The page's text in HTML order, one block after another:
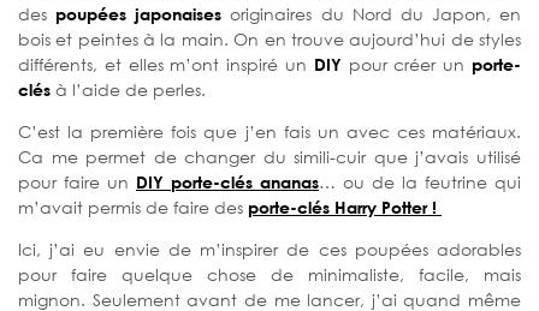
des poupées japonaises originaires du Nord du Japon, en
bois et peintes à la main. On en trouve aujourd’hui de styles
différents, et elles m’ont inspiré un DIY pour créer un porte-
clés à l’aide de perles.
C’est la première fois que j’en fais un avec ces matériaux.
Ca me permet de changer du simili-cuir que j’avais utilisé
pour faire un DIY porte-clés ananas… ou de la feutrine qui
m’avait permis de faire des porte-clés Harry Potter !
Ici, j’ai eu envie de m’inspirer de ces poupées adorables
pour faire quelque chose de minimaliste, facile, mais
mignon. Seulement avant de me lancer, j’ai quand même